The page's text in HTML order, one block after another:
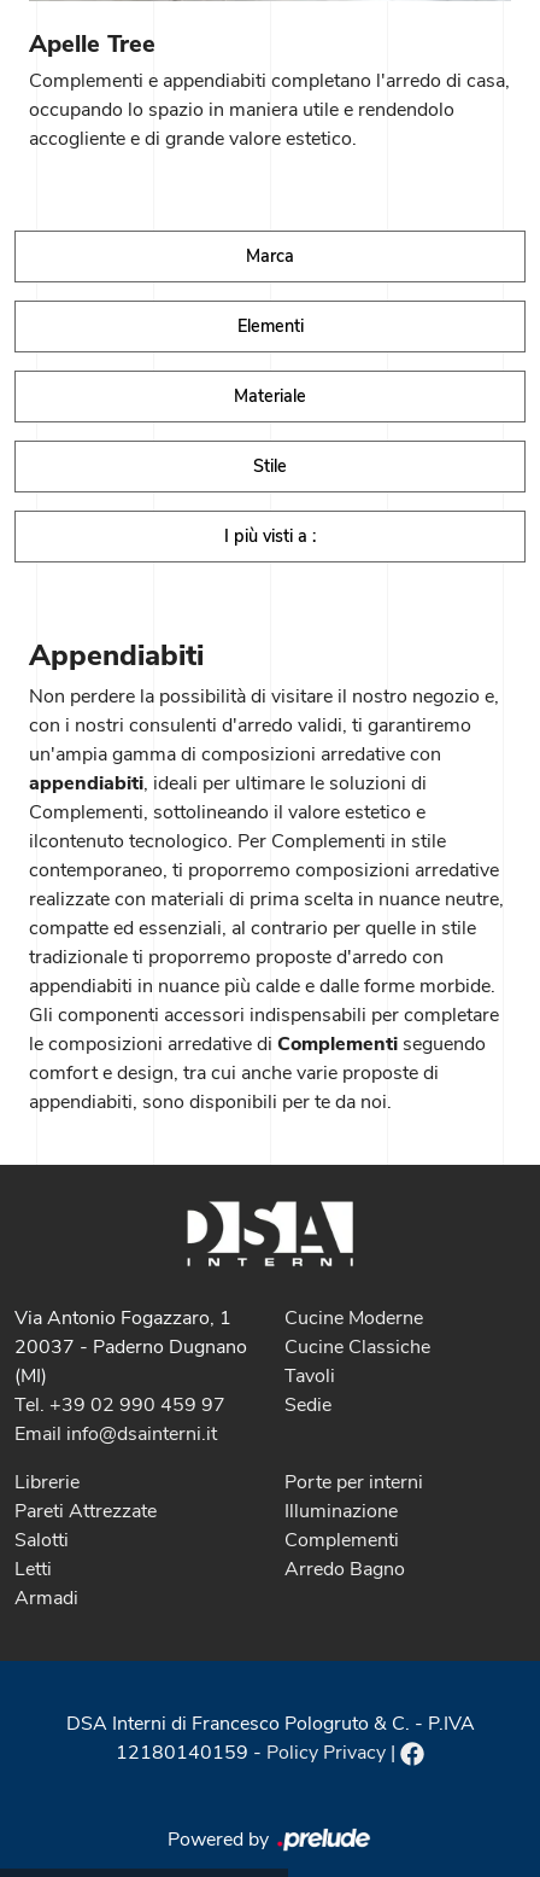
Apelle Tree
Complementi e appendiabiti completano l'arredo di casa,
occupando lo spazio in maniera utile e rendendolo
accogliente e di grande valore estetico.
Marca
Elementi
Materiale
Stile
I più visti a :
Appendiabiti
Non perdere la possibilità di visitare il nostro negozio e,
con i nostri consulenti d'arredo validi, ti garantiremo
un'ampia gamma di composizioni arredative con
appendiabiti, ideali per ultimare le soluzioni di
Complementi, sottolineando il valore estetico e
ilcontenuto tecnologico. Per Complementi in stile
contemporaneo, ti proporremo composizioni arredative
realizzate con materiali di prima scelta in nuance neutre,
compatte ed essenziali, al contrario per quelle in stile
tradizionale ti proporremo proposte d'arredo con
appendiabiti in nuance più calde e dalle forme morbide.
Gli componenti accessori indispensabili per completare
le composizioni arredative di Complementi seguendo
comfort e design, tra cui anche varie proposte di
appendiabiti, sono disponibili per te da noi.
Via Antonio Fogazzaro, 1
20037 - Paderno Dugnano
(MI)
Tel. +39 02 990 459 97
Email info@dsainterni.it
Cucine Moderne
Cucine Classiche
Tavoli
Sedie
Librerie
Pareti Attrezzate
Salotti
Letti
Armadi
Porte per interni
Illuminazione
Complementi
Arredo Bagno
DSA Interni di Francesco Pologruto & C. - P.IVA
12180140159 - Policy Privacy |
Powered by